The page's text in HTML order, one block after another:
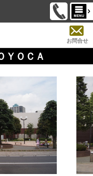
お問合せ
ＹＯＣＡ